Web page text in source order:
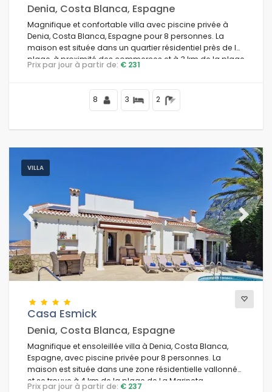
Denia, Costa Blanca, Espagne
Magnifique et confortable villa avec piscine privée à
Denia, Costa Blanca, Espagne pour 8 personnes. La
maison est située dans un quartier résidentiel près de la
plage, à proximité des commerces et à 3 km de la plage
de Playa de la Marineta.
Prix par jour à partir de: € 231
8 3 2
VILLA
Previous Next
Casa Esmick
Denia, Costa Blanca, Espagne
Magnifique et ensoleillée villa à Denia, Costa Blanca,
Espagne, avec piscine privée pour 8 personnes. La
maison est située dans une zone résidentielle vallonnée
et se trouve à 4 km de la plage de La Marineta.
Prix par jour à partir de: € 237